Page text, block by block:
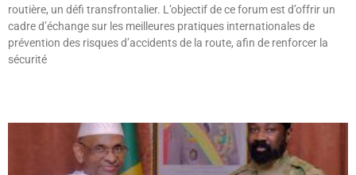
routière, un défi transfrontalier. L’objectif de ce forum est d’offrir un
cadre d’échange sur les meilleures pratiques internationales de
prévention des risques d’accidents de la route, afin de renforcer la
sécurité